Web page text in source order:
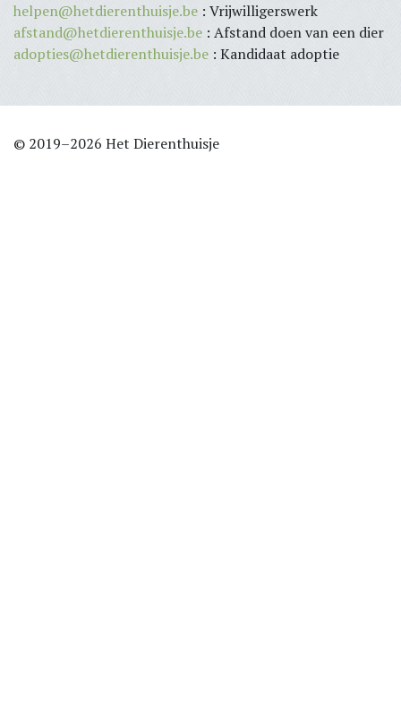
helpen@hetdierenthuisje.be : Vrijwilligerswerk
afstand@hetdierenthuisje.be : Afstand doen van een dier
adopties@hetdierenthuisje.be : Kandidaat adoptie
© 2019–2026 Het Dierenthuisje